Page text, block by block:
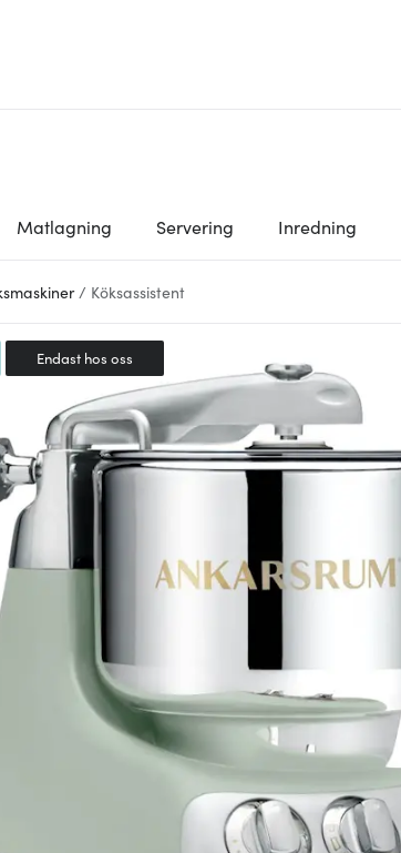
Matlagning Servering Inredning
/ Köksassistent
Endast hos oss